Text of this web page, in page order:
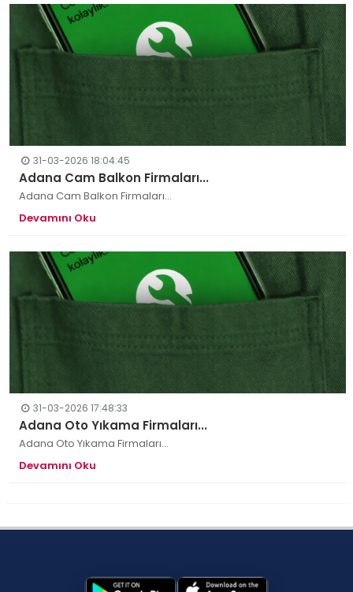
31-03-2026 18:04:45
Adana Cam Balkon Firmaları...
Adana Cam Balkon Firmaları...
Devamını Oku
31-03-2026 17:48:33
Adana Oto Yıkama Firmaları...
Adana Oto Yıkama Firmaları...
Devamını Oku